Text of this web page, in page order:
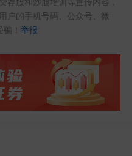
先判断:该跌的都
有机会过渡到行情
流入(分时出现大
户的手机号码、公众号、微
骗！举报